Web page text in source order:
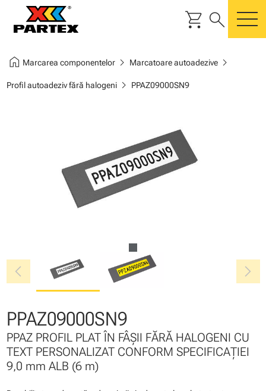
shopping_cart search
home Marcarea componentelorchevron_right Marcatoare autoadezivechevron_right
Profil autoadeziv fără halogenichevron_right PPAZ09000SN9
chevron_left chevron_right
PPAZ09000SN9
PPAZ PROFIL PLAT ÎN FÂŞII FĂRĂ HALOGENI CU
TEXT PERSONALIZAT CONFORM SPECIFICAŢIEI
9,0 mm ALB (6 m)